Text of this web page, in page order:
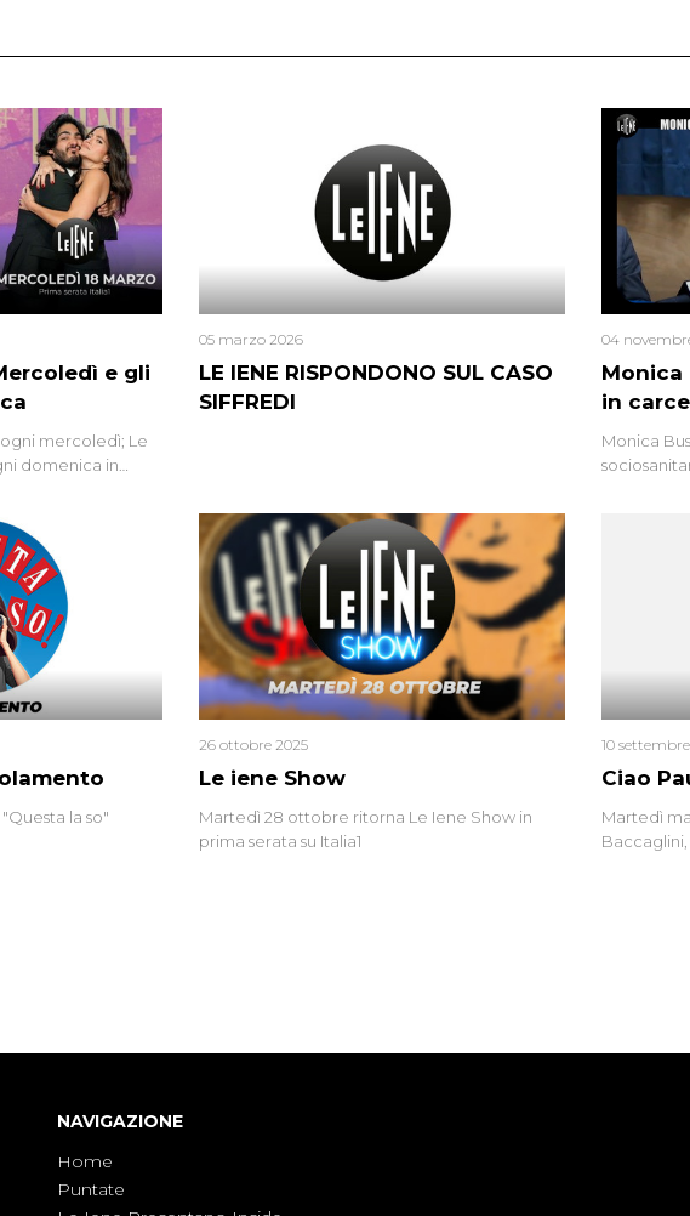
e gli
mercoledì; Le
domenica in
LE IENE RISPONDONO SUL CASO
SIFFREDI
05 marzo 2026
Monica
in
04
Monica
Monica si
un’altra
ritratta.
errore
la so"
Le iene Show
26 ottobre 2025
Martedì 28 ottobre ritorna Le Iene Show in
prima serata su Italia1
Ciao
10
Martedì
NAVIGAZIONE
Home
Puntate